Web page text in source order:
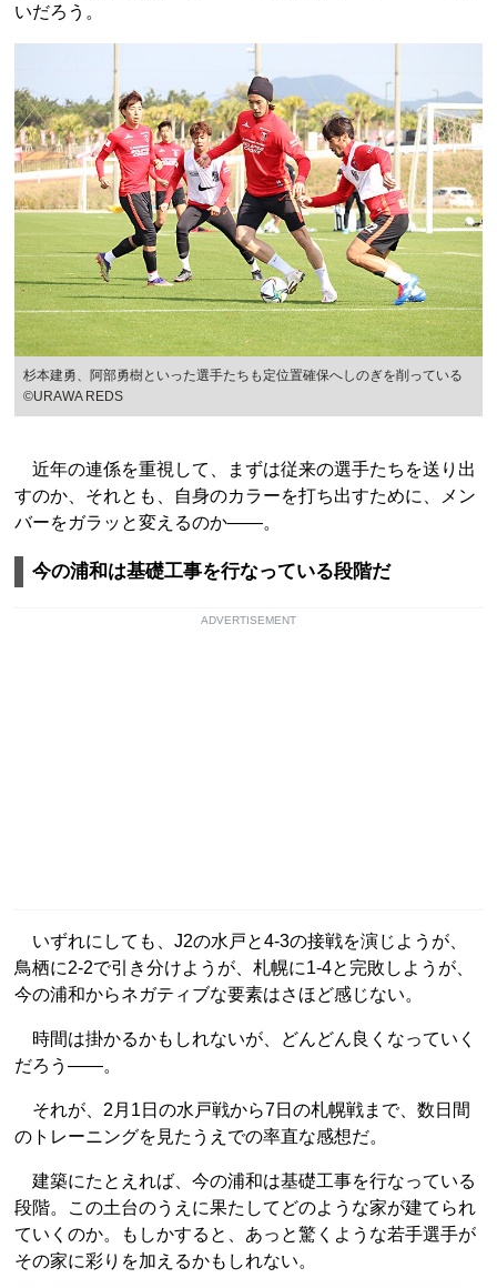
いだろう。
杉本建勇、阿部勇樹といった選手たちも定位置確保へしのぎを削っている
©URAWA REDS
近年の連係を重視して、まずは従来の選手たちを送り出
すのか、それとも、自身のカラーを打ち出すために、メン
バーをガラッと変えるのか――。
今の浦和は基礎工事を行なっている段階だ
ADVERTISEMENT
いずれにしても、J2の水戸と4-3の接戦を演じようが、
鳥栖に2-2で引き分けようが、札幌に1-4と完敗しようが、
今の浦和からネガティブな要素はさほど感じない。
時間は掛かるかもしれないが、どんどん良くなっていく
だろう――。
それが、2月1日の水戸戦から7日の札幌戦まで、数日間
のトレーニングを見たうえでの率直な感想だ。
建築にたとえれば、今の浦和は基礎工事を行なっている
段階。この土台のうえに果たしてどのような家が建てられ
ていくのか。もしかすると、あっと驚くような若手選手が
その家に彩りを加えるかもしれない。